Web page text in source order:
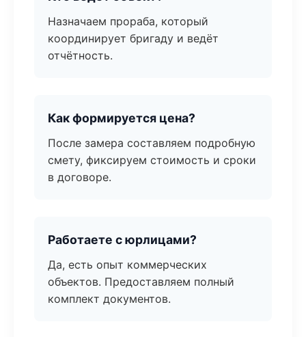
Назначаем прораба, который
координирует бригаду и ведёт
отчётность.
Как формируется цена?
После замера составляем подробную
смету, фиксируем стоимость и сроки
в договоре.
Работаете с юрлицами?
Да, есть опыт коммерческих
объектов. Предоставляем полный
комплект документов.